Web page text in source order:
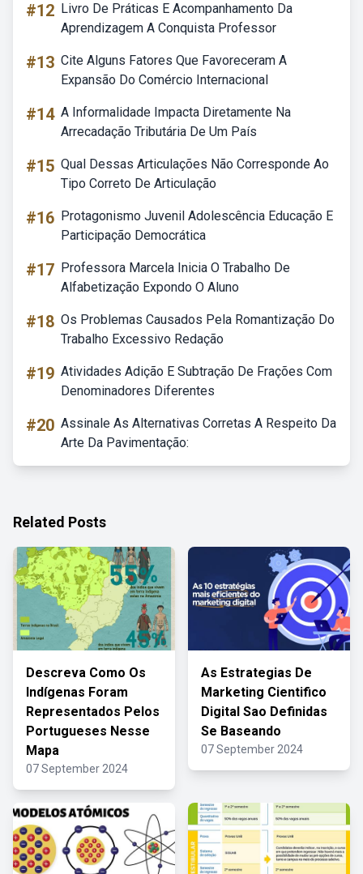
#12 Livro De Práticas E Acompanhamento Da
Aprendizagem A Conquista Professor
#13 Cite Alguns Fatores Que Favoreceram A
Expansão Do Comércio Internacional
#14 A Informalidade Impacta Diretamente Na
Arrecadação Tributária De Um País
#15 Qual Dessas Articulações Não Corresponde Ao
Tipo Correto De Articulação
#16 Protagonismo Juvenil Adolescência Educação E
Participação Democrática
#17 Professora Marcela Inicia O Trabalho De
Alfabetização Expondo O Aluno
#18 Os Problemas Causados Pela Romantização Do
Trabalho Excessivo Redação
#19 Atividades Adição E Subtração De Frações Com
Denominadores Diferentes
#20 Assinale As Alternativas Corretas A Respeito Da
Arte Da Pavimentação:
Related Posts
Descreva Como Os
Indígenas Foram
Representados Pelos
Portugueses Nesse
Mapa
07 September 2024
As Estrategias De
Marketing Cientifico
Digital Sao Definidas
Se Baseando
07 September 2024